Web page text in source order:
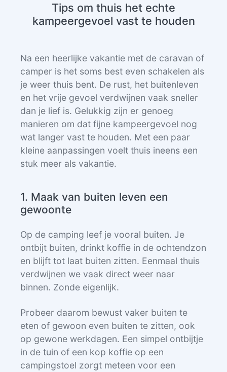
Tips om thuis het echte
kampeergevoel vast te houden
Na een heerlijke vakantie met de caravan of
camper is het soms best even schakelen als
je weer thuis bent. De rust, het buitenleven
en het vrije gevoel verdwijnen vaak sneller
dan je lief is. Gelukkig zijn er genoeg
manieren om dat fijne kampeergevoel nog
wat langer vast te houden. Met een paar
kleine aanpassingen voelt thuis ineens een
stuk meer als vakantie.
1. Maak van buiten leven een
gewoonte
Op de camping leef je vooral buiten. Je
ontbijt buiten, drinkt koffie in de ochtendzon
en blijft tot laat buiten zitten. Eenmaal thuis
verdwijnen we vaak direct weer naar
binnen. Zonde eigenlijk.
Probeer daarom bewust vaker buiten te
eten of gewoon even buiten te zitten, ook
op gewone werkdagen. Een simpel ontbijtje
in de tuin of een kop koffie op een
campingstoel zorgt meteen voor een